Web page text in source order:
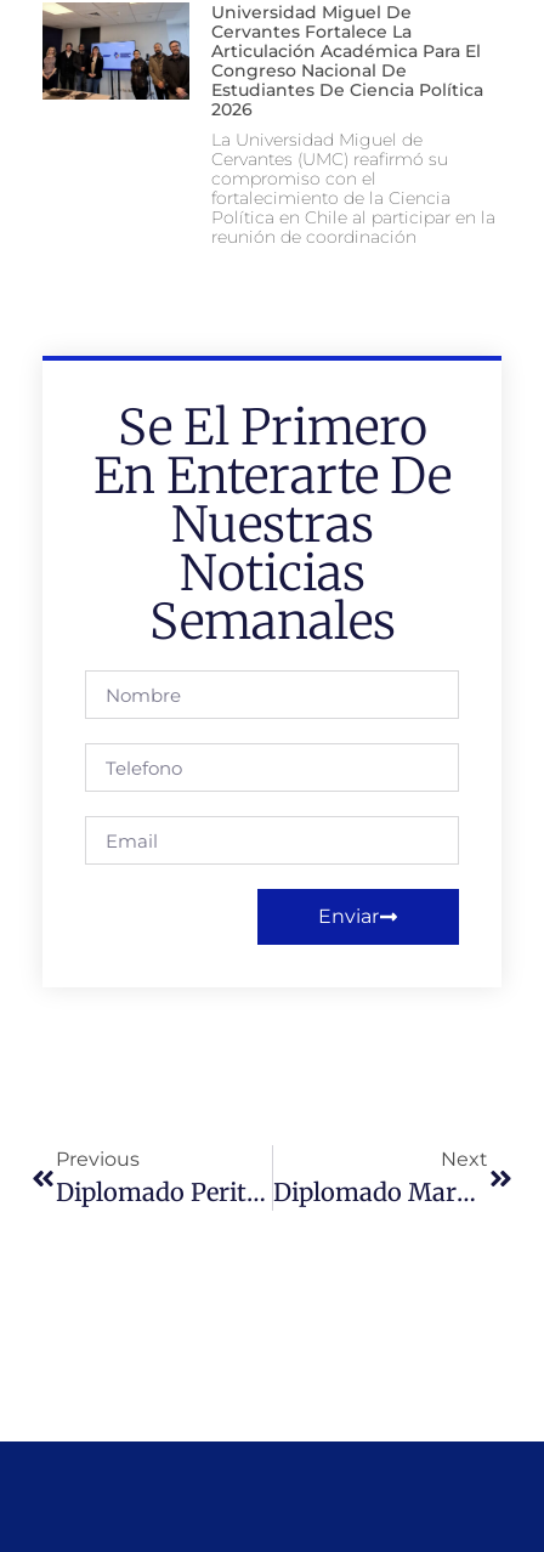
Universidad Miguel De
Cervantes Fortalece La
Articulación Académica Para El
Congreso Nacional De
Estudiantes De Ciencia Política
2026
La Universidad Miguel de
Cervantes (UMC) reafirmó su
compromiso con el
fortalecimiento de la Ciencia
Política en Chile al participar en la
reunión de coordinación
Se El Primero
En Enterarte De
Nuestras
Noticias
Semanales
Enviar
Previous
Diplomado Peritaje Social Forense
Next
Diplomado Marketing, Estrategias Y Medios Digitales Para Emprendedores